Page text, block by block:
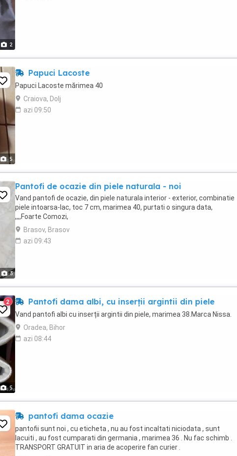
2
5
Papuci Lacoste
Papuci Lacoste mărimea 40
Craiova, Dolj
azi 09:50
3
Pantofi de ocazie din piele naturala - noi
Vand pantofi de ocazie, din piele naturala interior - exterior, combinatie
piele intoarsa-lac, toc 7 cm, marimea 40, purtati o singura data,
,,,,Foarte Comozi,
Brasov, Brasov
azi 09:43
5
2 Pantofi dama albi, cu inserții argintii din piele
Vand pantofi albi cu inserții argintii din piele, marimea 38.Marca Nissa.
Oradea, Bihor
azi 08:44
pantofi dama ocazie
pantofii sunt noi , cu eticheta , nu au fost incaltati niciodata , sunt
lacuiti , au fost cumparati din germania , marimea 36 . Nu fac schimb .
TRANSPORT GRATUIT in aria de acoperire fan curier .